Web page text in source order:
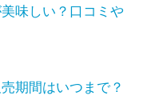
味しい？口コミや
期間はいつまで？